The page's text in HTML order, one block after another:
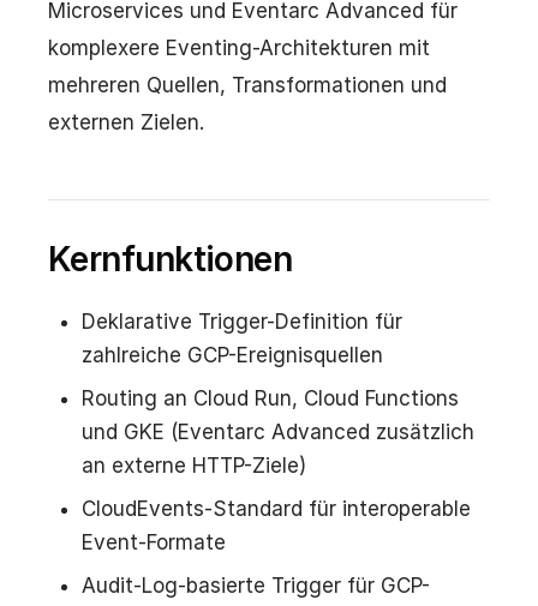
Microservices und Eventarc Advanced für
komplexere Eventing-Architekturen mit
mehreren Quellen, Transformationen und
externen Zielen.
Kernfunktionen
Deklarative Trigger-Definition für
zahlreiche GCP-Ereignisquellen
Routing an Cloud Run, Cloud Functions
und GKE (Eventarc Advanced zusätzlich
an externe HTTP-Ziele)
CloudEvents-Standard für interoperable
Event-Formate
Audit-Log-basierte Trigger für GCP-